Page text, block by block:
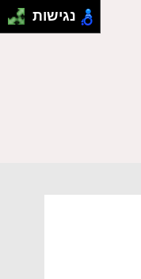
נגישות